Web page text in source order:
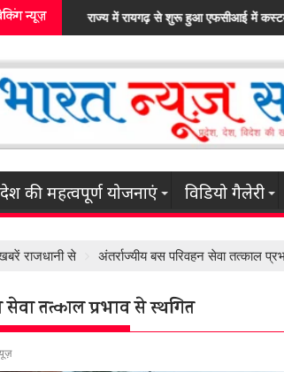
न्यूज़
एफसीआई में कस्टम मिलिंग का चावल जमा कराने का
की महत्वपूर्ण योजनाएं विडियो गैलेरी
राजधानी से अंतर्राज्यीय बस परिवहन सेवा तत्काल
सेवा तत्काल प्रभाव से स्थगित